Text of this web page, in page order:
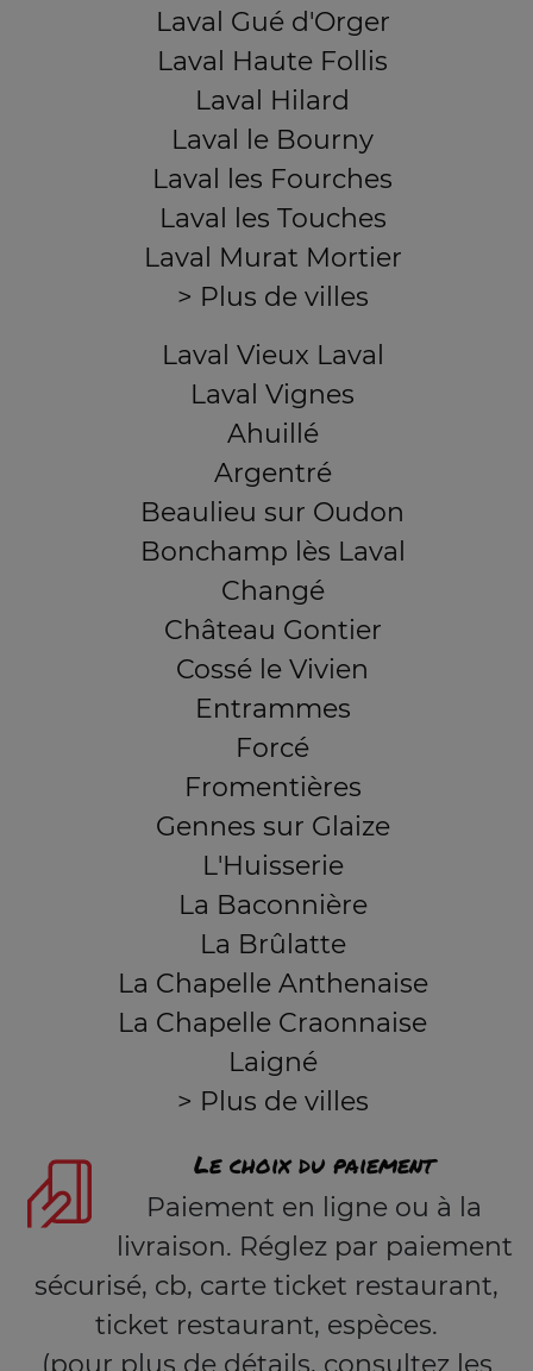
Laval Gué d'Orger
Laval Haute Follis
Laval Hilard
Laval le Bourny
Laval les Fourches
Laval les Touches
Laval Murat Mortier
> Plus de villes
Laval Vieux Laval
Laval Vignes
Ahuillé
Argentré
Beaulieu sur Oudon
Bonchamp lès Laval
Changé
Château Gontier
Cossé le Vivien
Entrammes
Forcé
Fromentières
Gennes sur Glaize
L'Huisserie
La Baconnière
La Brûlatte
La Chapelle Anthenaise
La Chapelle Craonnaise
Laigné
> Plus de villes
Le choix du paiement
Paiement en ligne ou à la
livraison. Réglez par paiement
sécurisé, cb, carte ticket restaurant,
ticket restaurant, espèces.
(pour plus de détails, consultez les